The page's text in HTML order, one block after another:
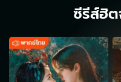
ซีรีส์ฮิต